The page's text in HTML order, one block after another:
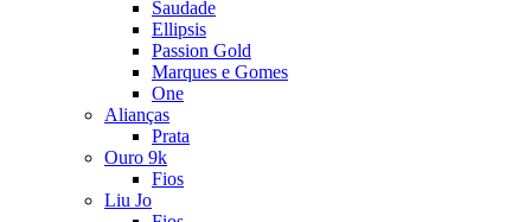
Saudade
Ellipsis
Passion Gold
Marques e Gomes
One
Alianças
Prata
Ouro 9k
Fios
Liu Jo